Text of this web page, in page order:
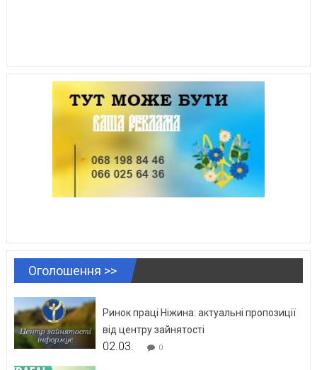
Оголошення >>
Ринок праці Ніжина: актуальні пропозиції
від центру зайнятості
02.03. 0